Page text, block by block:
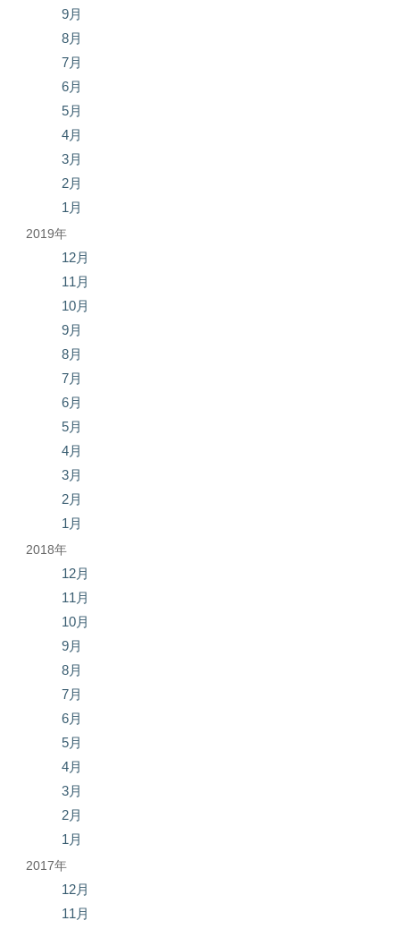
9月
8月
7月
6月
5月
4月
3月
2月
1月
2019年
12月
11月
10月
9月
8月
7月
6月
5月
4月
3月
2月
1月
2018年
12月
11月
10月
9月
8月
7月
6月
5月
4月
3月
2月
1月
2017年
12月
11月